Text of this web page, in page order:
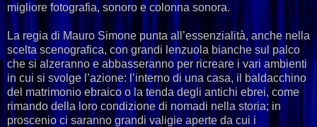
migliore fotografia, sonoro e colonna sonora.
La regia di Mauro Simone punta all’essenzialità, anche nella
scelta scenografica, con grandi lenzuola bianche sul palco
che si alzeranno e abbasseranno per ricreare i vari ambienti
in cui si svolge l’azione: l’interno di una casa, il baldacchino
del matrimonio ebraico o la tenda degli antichi ebrei, come
rimando della loro condizione di nomadi nella storia; in
proscenio ci saranno grandi valigie aperte da cui i